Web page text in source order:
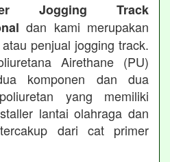
Jogging Track
dan kami merupakan
penjual jogging track.
Airethane (PU)
komponen dan dua
yang memiliki
lantai olahraga dan
dari cat primer